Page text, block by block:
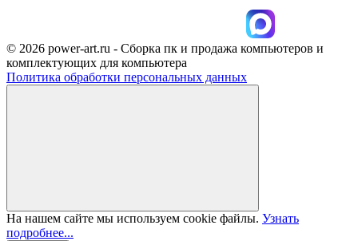
© 2026 power-art.ru - Сборка пк и продажа компьютеров и
комплектующих для компьютера
Политика обработки персональных данных
На нашем сайте мы используем cookie файлы. Узнать
подробнее...